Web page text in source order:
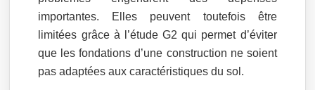
importantes. Elles peuvent toutefois être
limitées grâce à l’étude G2 qui permet d’éviter
que les fondations d’une construction ne soient
pas adaptées aux caractéristiques du sol.